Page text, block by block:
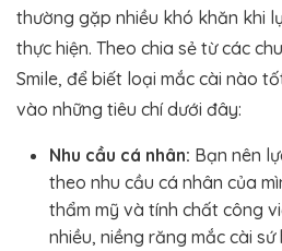
thường gặp nhiều khó khăn khi
thực hiện. Theo chia sẻ từ các
Smile, để biết loại mắc cài nào
vào những tiêu chí dưới đây:
Nhu cầu cá nhân: Bạn nên
theo nhu cầu cá nhân của
thẩm mỹ và tính chất công
nhiều, niềng răng mắc cài